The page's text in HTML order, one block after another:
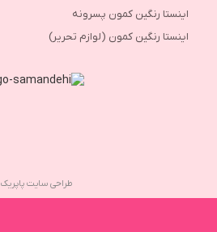
اینستا رنگین کمون پسرونه
اینستا رنگین کمون (لوازم تحریر)
طراحی سایت پاپریک